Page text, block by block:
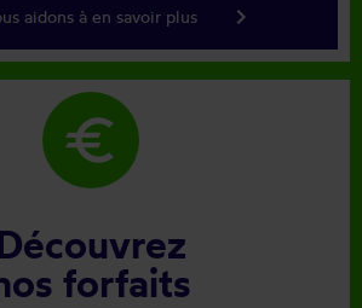
aidons à en savoir plus keyboard_arrow_right
euro
forfaits